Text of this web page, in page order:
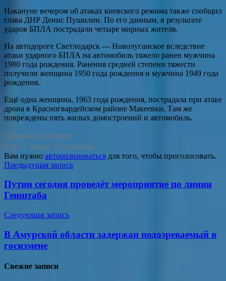
Накануне вечером об атаках киевского режима также сообщил
глава ДНР Денис Пушилин. По его данным, в результате
ударов БПЛА пострадали четыре мирных жителя.
На автодороге Светлодарск — Новолуганское вследствие
атаки ударного БПЛА на автомобиль тяжело ранен мужчина
1980 года рождения. Ранения средней степени тяжести
получили женщина 1950 года рождения и мужчина 1949 года
рождения.
Ещё одна женщина, 1963 года рождения, пострадала при атаке
дрона в Красногвардейском районе Макеевки. Там же
повреждены пять жилых домостроений и автомобиль.
Средний рейтинг
0 из 5 звезд. 0 голосов.
Вам нужно авторизироваться для того, чтобы проголосовать.
Навигация
по
записям
Предыдущая запись
Путин сегодня проведёт мероприятие по линии
Генштаба
Следующая запись
В Амурской области задержан подозреваемый в
госизмене
Свежие записи